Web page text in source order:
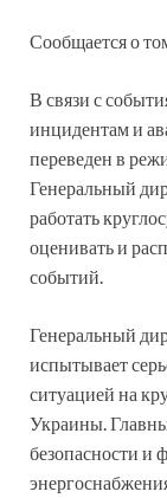
Сообщается о
В связи с
инцидентам и
переведен в
Генеральный
работать
оценивать и
событий.
Генеральный
испытывает
ситуацией на
Украины.
безопасности и